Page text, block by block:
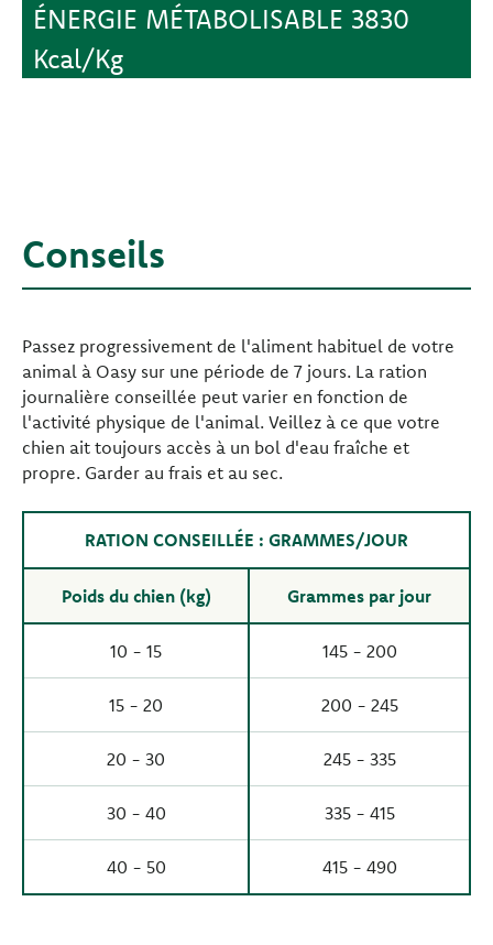
ÉNERGIE MÉTABOLISABLE 3830
Kcal/Kg
Conseils
Passez progressivement de l'aliment habituel de votre
animal à Oasy sur une période de 7 jours. La ration
journalière conseillée peut varier en fonction de
l'activité physique de l'animal. Veillez à ce que votre
chien ait toujours accès à un bol d'eau fraîche et
propre. Garder au frais et au sec.
RATION CONSEILLÉE : GRAMMES/JOUR
Poids du chien (kg) Grammes par jour
10 - 15 145 - 200
15 - 20 200 - 245
20 - 30 245 - 335
30 - 40 335 - 415
40 - 50 415 - 490